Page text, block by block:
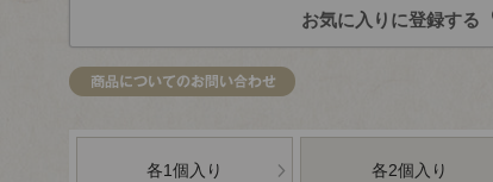
お気に入りに登録する
各1個入り 各2個入り